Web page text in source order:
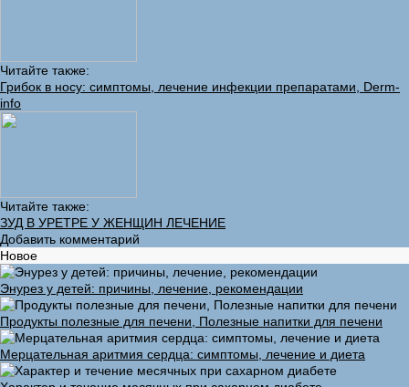
Читайте также:
Грибок в носу: симптомы, лечение инфекции препаратами, Derm-
info
Читайте также:
ЗУД В УРЕТРЕ У ЖЕНЩИН ЛЕЧЕНИЕ
Добавить комментарий
Новое
Энурез у детей: причины, лечение, рекомендации
Продукты полезные для печени, Полезные напитки для печени
Мерцательная аритмия сердца: симптомы, лечение и диета